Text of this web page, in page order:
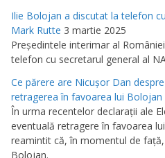
Ilie Bolojan a discutat la telefon
Mark Rutte 3 martie 2025
Preşedintele interimar al
telefon cu secretarul general al
Ce părere are Nicuşor Dan
retragerea în favoarea lui Bolojan
În urma recentelor declaraţii ale
eventuală retragere în favoarea
reamintit că, în momentul de
Bolojan.